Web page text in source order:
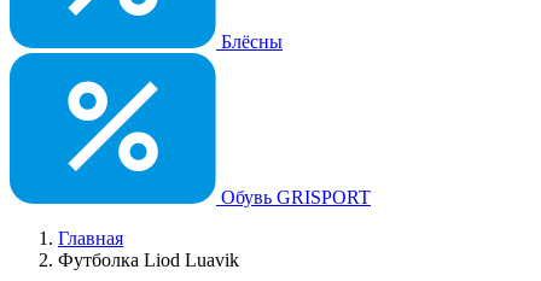
Блёсны
Обувь GRISPORT
Главная
Футболка Liod Luavik